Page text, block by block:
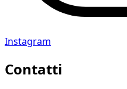
Instagram
Contatti